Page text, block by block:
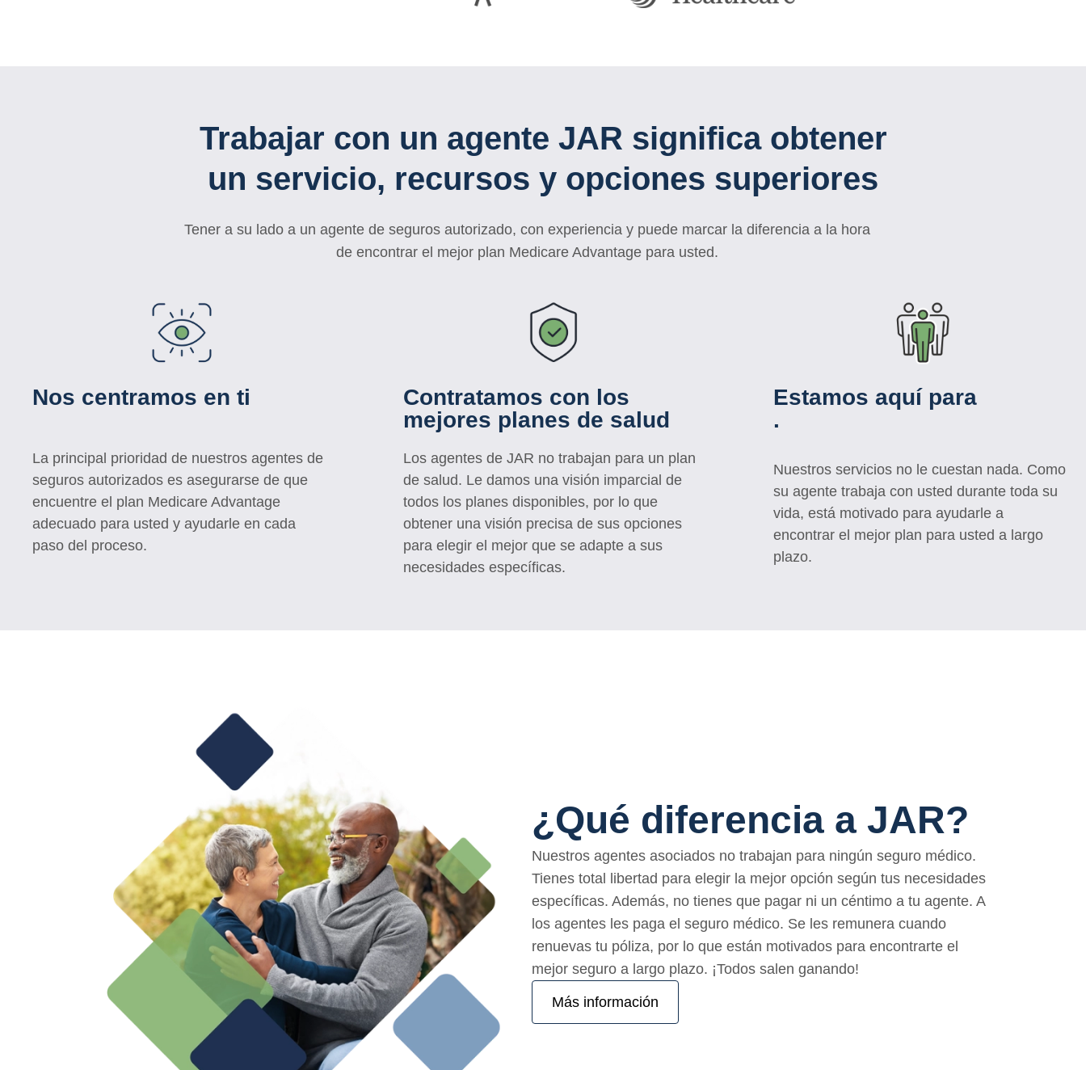
Trabajar con un agente JAR significa obtener
un servicio, recursos y opciones superiores
Tener a su lado a un agente de seguros autorizado, con experiencia y puede marcar la diferencia a la hora
de encontrar el mejor plan Medicare Advantage para usted.
Nos centramos en ti
La principal prioridad de nuestros agentes de
seguros autorizados es asegurarse de que
encuentre el plan Medicare Advantage
adecuado para usted y ayudarle en cada
paso del proceso.
Contratamos con los
mejores planes de salud
Los agentes de JAR no trabajan para un plan
de salud. Le damos una visión imparcial de
todos los planes disponibles, por lo que
obtener una visión precisa de sus opciones
para elegir el mejor que se adapte a sus
necesidades específicas.
Estamos aquí para
.
Nuestros servicios no le cuestan nada. Como
su agente trabaja con usted durante toda su
vida, está motivado para ayudarle a
encontrar el mejor plan para usted a largo
plazo.
¿Qué diferencia a JAR?
Nuestros agentes asociados no trabajan para ningún seguro médico.
Tienes total libertad para elegir la mejor opción según tus necesidades
específicas. Además, no tienes que pagar ni un céntimo a tu agente. A
los agentes les paga el seguro médico. Se les remunera cuando
renuevas tu póliza, por lo que están motivados para encontrarte el
mejor seguro a largo plazo. ¡Todos salen ganando!
Más información